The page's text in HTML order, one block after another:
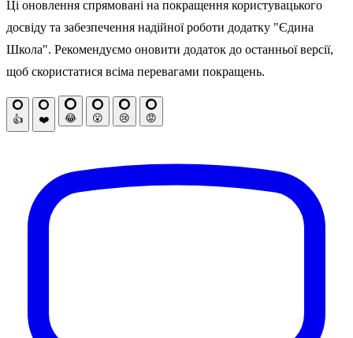
Ці оновлення спрямовані на покращення користувацького
досвіду та забезпечення надійної роботи додатку "Єдина
Школа". Рекомендуємо оновити додаток до останньої версії,
щоб скористатися всіма перевагами покращень.
👍 ❤️ 😂 😮 😢 😡